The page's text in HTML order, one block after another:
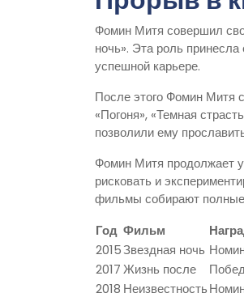
Фомин Митя совершил
ночь». Эта роль
успешной карьере.
После этого Фомин Митя
«Погоня», «Темная
позволили ему
Фомин Митя продолжает
рисковать и
фильмы собирают полные
Год Фильм
2015Звездная ночь
2017Жизнь после
2018 Неизвестность